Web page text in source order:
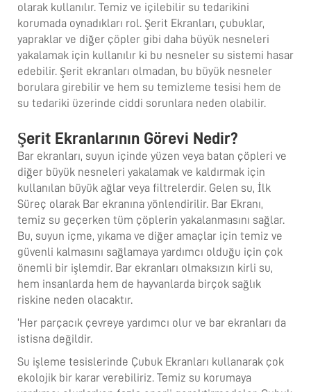
olarak kullanılır. Temiz ve içilebilir su tedarikini
korumada oynadıkları rol. Şerit Ekranları, çubuklar,
yapraklar ve diğer çöpler gibi daha büyük nesneleri
yakalamak için kullanılır ki bu nesneler su sistemi hasar
edebilir. Şerit ekranları olmadan, bu büyük nesneler
borulara girebilir ve hem su temizleme tesisi hem de
su tedariki üzerinde ciddi sorunlara neden olabilir.
Şerit Ekranlarının Görevi Nedir?
Bar ekranları, suyun içinde yüzen veya batan çöpleri ve
diğer büyük nesneleri yakalamak ve kaldırmak için
kullanılan büyük ağlar veya filtrelerdir. Gelen su, İlk
Süreç olarak Bar ekranına yönlendirilir. Bar Ekranı,
temiz su geçerken tüm çöplerin yakalanmasını sağlar.
Bu, suyun içme, yıkama ve diğer amaçlar için temiz ve
güvenli kalmasını sağlamaya yardımcı olduğu için çok
önemli bir işlemdir. Bar ekranları olmaksızın kirli su,
hem insanlarda hem de hayvanlarda birçok sağlık
riskine neden olacaktır.
‘Her parçacık çevreye yardımcı olur ve bar ekranları da
istisna değildir.
Su işleme tesislerinde Çubuk Ekranları kullanarak çok
ekolojik bir karar verebiliriz. Temiz su korumaya